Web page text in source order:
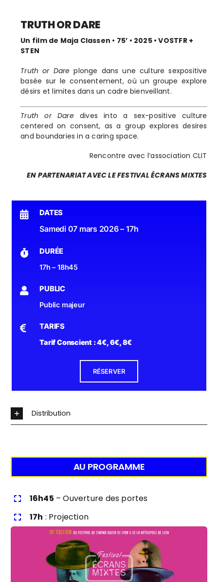
TRUTH OR DARE
Un film de Maja Classen • 75’ • 2025 • VOSTFR +
STEN
Truth or Dare plonge dans une culture sexpositive
basée sur le consentement, où un groupe explore
désirs et limites dans un cadre bienveillant.
Truth or Daredives into a sex-positive culture
centered on consent, as a group explores desires
and boundaries in a caring space.
Rencontre avec l’association CLIT
EN PARTENARIAT AVEC LE FESTIVAL ÉCRANS MIXTES
DATES
Samedi 07 mars 2026 – 17h
DURÉE
17h – 18h45
PUBLIC
Public majeur
TARIFS
Tarif Conscient : 4€, 6€, 8€
RÉSERVER
Distribution
AU PROGRAMME
16h45 – Ouverture des portes
17h : Projection